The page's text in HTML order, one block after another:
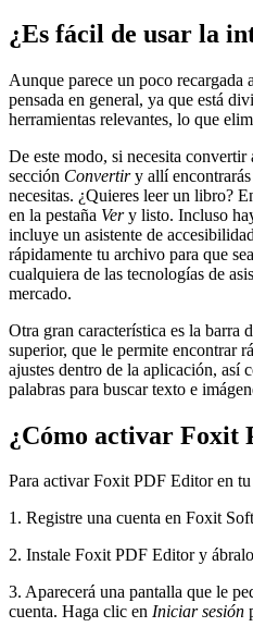
¿Es fácil de usar la
Aunque parece un poco
pensada en general, ya que está
herramientas relevantes, lo que
De este modo, si necesita
sección Convertiry allí encontrarás
necesitas. ¿Quieres leer un libro?
en la pestaña Very listo. Incluso
incluye un asistente de
rápidamente tu archivo para que
cualquiera de las tecnologías de
mercado.
Otra gran característica es la barra
superior, que le permite encontrar
ajustes dentro de la aplicación, así
palabras para buscar texto e
¿Cómo activar Foxit
Para activar Foxit PDF Editor en
1. Registre una cuenta en Foxit
2. Instale Foxit PDF Editor y
3. Aparecerá una pantalla que le
cuenta. Haga clic en Iniciar sesión